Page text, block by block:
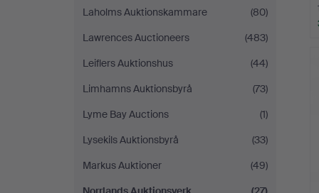
Laholms Auktionskammare
(80)
Lawrences Auctioneers
(483)
Leiflers Auktionshus
(44)
Limhamns Auktionsbyrå
(73)
Lyme Bay Auctions
(1)
Lysekils Auktionsbyrå
(33)
Markus Auktioner
(49)